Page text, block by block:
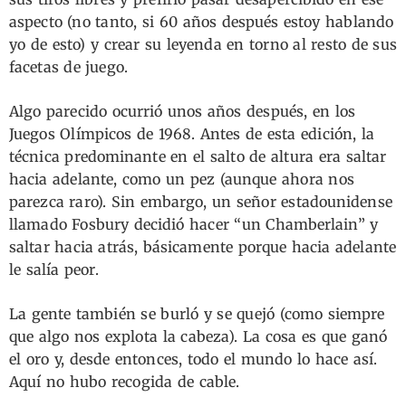
aspecto (no tanto, si 60 años después estoy hablando
yo de esto) y crear su leyenda en torno al resto de sus
facetas de juego.
Algo parecido ocurrió unos años después, en los
Juegos Olímpicos de 1968. Antes de esta edición, la
técnica predominante en el salto de altura era saltar
hacia adelante, como un pez (aunque ahora nos
parezca raro). Sin embargo, un señor estadounidense
llamado Fosbury decidió hacer “un Chamberlain” y
saltar hacia atrás, básicamente porque hacia adelante
le salía peor.
La gente también se burló y se quejó (como siempre
que algo nos explota la cabeza). La cosa es que ganó
el oro y, desde entonces, todo el mundo lo hace así.
Aquí no hubo recogida de cable.